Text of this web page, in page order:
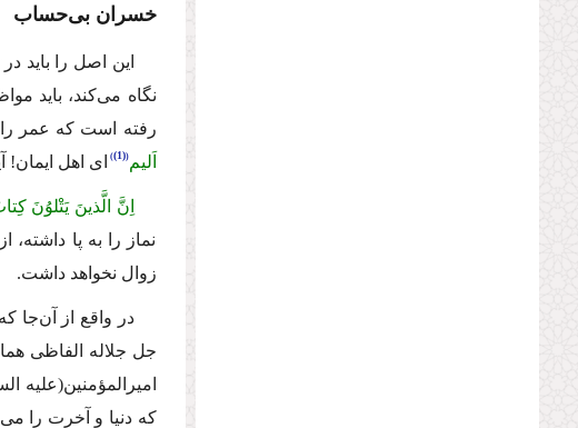
خسران بى‌حساب
این اصل را باید
نگاه مى‌كند، باید
رفته است كه عمر
اَلیم (1) اى اهل ایمان!
اِنَّ الَّذینَ یَتْلوُنَ
نماز را به پا
زوال نخواهد داشت.
در واقع از آن‌جا
جل جلاله
الفاظى
امیرالمؤمنین(علیه
كه دنیا و آخرت را